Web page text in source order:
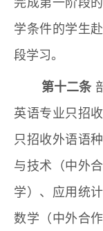
学条件的学生
段学习。
第十二条
英语专业只招
只招收外语语
与技术（中外
学）、应用统
数学（中外合